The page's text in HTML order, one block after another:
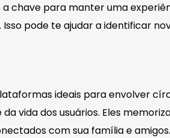
chave para manter uma
pode te ajudar a identificar
ideais para envolver
vida dos usuários. Eles
com sua família e